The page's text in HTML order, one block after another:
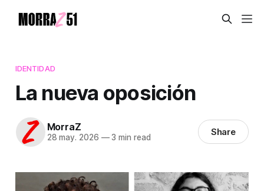
IDENTIDAD
La nueva oposición
MorraZ
28 may. 2026 —3 min read Share